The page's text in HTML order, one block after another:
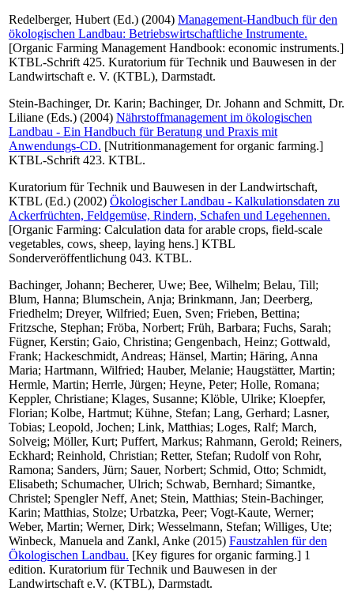
Redelberger, Hubert (Ed.) (2004) Management-Handbuch für den
ökologischen Landbau: Betriebswirtschaftliche Instrumente.
[Organic Farming Management Handbook: economic instruments.]
KTBL-Schrift 425. Kuratorium für Technik und Bauwesen in der
Landwirtschaft e. V. (KTBL), Darmstadt.
Stein-Bachinger, Dr. Karin; Bachinger, Dr. Johann and Schmitt, Dr.
Liliane (Eds.) (2004) Nährstoffmanagement im ökologischen
Landbau - Ein Handbuch für Beratung und Praxis mit
Anwendungs-CD. [Nutritionmanagement for organic farming.]
KTBL-Schrift 423. KTBL.
Kuratorium für Technik und Bauwesen in der Landwirtschaft,
KTBL (Ed.) (2002) Ökologischer Landbau - Kalkulationsdaten zu
Ackerfrüchten, Feldgemüse, Rindern, Schafen und Legehennen.
[Organic Farming: Calculation data for arable crops, field-scale
vegetables, cows, sheep, laying hens.] KTBL
Sonderveröffentlichung 043. KTBL.
Bachinger, Johann; Becherer, Uwe; Bee, Wilhelm; Belau, Till;
Blum, Hanna; Blumschein, Anja; Brinkmann, Jan; Deerberg,
Friedhelm; Dreyer, Wilfried; Euen, Sven; Frieben, Bettina;
Fritzsche, Stephan; Fröba, Norbert; Früh, Barbara; Fuchs, Sarah;
Fügner, Kerstin; Gaio, Christina; Gengenbach, Heinz; Gottwald,
Frank; Hackeschmidt, Andreas; Hänsel, Martin; Häring, Anna
Maria; Hartmann, Wilfried; Hauber, Melanie; Haugstätter, Martin;
Hermle, Martin; Herrle, Jürgen; Heyne, Peter; Holle, Romana;
Keppler, Christiane; Klages, Susanne; Klöble, Ulrike; Kloepfer,
Florian; Kolbe, Hartmut; Kühne, Stefan; Lang, Gerhard; Lasner,
Tobias; Leopold, Jochen; Link, Matthias; Loges, Ralf; March,
Solveig; Möller, Kurt; Puffert, Markus; Rahmann, Gerold; Reiners,
Eckhard; Reinhold, Christian; Retter, Stefan; Rudolf von Rohr,
Ramona; Sanders, Jürn; Sauer, Norbert; Schmid, Otto; Schmidt,
Elisabeth; Schumacher, Ulrich; Schwab, Bernhard; Simantke,
Christel; Spengler Neff, Anet; Stein, Matthias; Stein-Bachinger,
Karin; Matthias, Stolze; Urbatzka, Peer; Vogt-Kaute, Werner;
Weber, Martin; Werner, Dirk; Wesselmann, Stefan; Williges, Ute;
Winbeck, Manuela and Zankl, Anke (2015) Faustzahlen für den
Ökologischen Landbau. [Key figures for organic farming.] 1
edition. Kuratorium für Technik und Bauwesen in der
Landwirtschaft e.V. (KTBL), Darmstadt.